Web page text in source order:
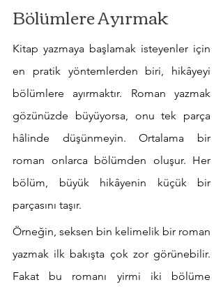
Bölümlere Ayırmak
Kitap yazmaya başlamak isteyenler için
en pratik yöntemlerden biri, hikâyeyi
bölümlere ayırmaktır. Roman yazmak
gözünüzde büyüyorsa, onu tek parça
hâlinde düşünmeyin. Ortalama bir
roman onlarca bölümden oluşur. Her
bölüm, büyük hikâyenin küçük bir
parçasını taşır.
Örneğin, seksen bin kelimelik bir roman
yazmak ilk bakışta çok zor görünebilir.
Fakat bu romanı yirmi iki bölüme